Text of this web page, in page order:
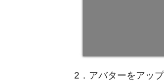
2．アバターをアッ